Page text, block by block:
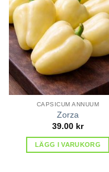
i
CAPSICUM ANNUUM
Zorza
39.00 kr
LÄGG I VARUKORG